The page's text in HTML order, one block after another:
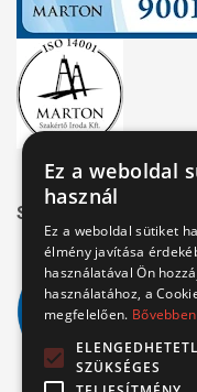
Széchenyi 2020
Ez a weboldal
használ
Ez a weboldal sütiket
élmény javítása
használatával Ön
használatához, a
megfelelően. Bővebben
SZÜKSÉGES